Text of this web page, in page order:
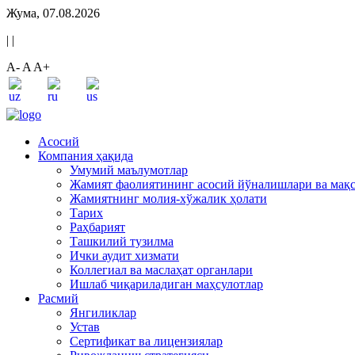
Жума, 07.08.2026
| |
A- A A+
Асосий
Компания ҳақида
Умумий маълумотлар
Жамият фаолиятининг асосий йўналишлари ва
Жамиятнинг молия-хўжалик ҳолати
Тарих
Раҳбарият
Ташкилий тузилма
Ички аудит хизмати
Коллегиал ва маслаҳат органлари
Ишлаб чиқариладиган маҳсулотлар
Расмий
Янгиликлар
Устав
Сертификат ва лицензиялар